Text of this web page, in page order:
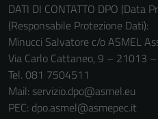
DATI DI CONTATTO DPO (Data
(Responsabile Protezione Dati):
Minucci Salvatore c/o ASMEL
Via Carlo Cattaneo, 9 – 21013
Tel. 081 7504511
Mail: servizio.dpo@asmel.eu
PEC: dpo.asmel@asmepec.it